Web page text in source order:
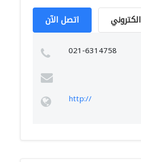
اتصل الآن
021-6314758
http://